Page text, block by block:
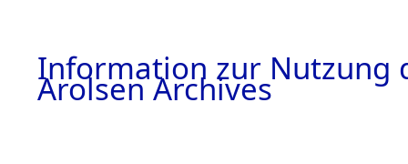
Information zur Nutzung
Arolsen Archives